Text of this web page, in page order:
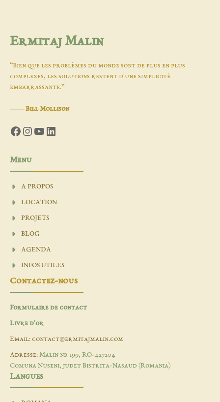
Ermitaj Malin
“Bien que les problèmes du monde sont de plus en plus
complexes, les solutions restent d'une simplicité
embarrassante.”
―Bill Mollison
Facebook
Instagram
YouTube
LinkedIn
Menu
A PROPOS
LOCATION
PROJETS
BLOG
AGENDA
INFOS UTILES
Contactez-nous
Formulaire de contact
Livre d'or
Email: contact@ermitajmalin.com
Adresse: Malin nr 199, RO-427204
Comuna Nuseni, judet Bistrita-Nasaud (Romania)
Langues